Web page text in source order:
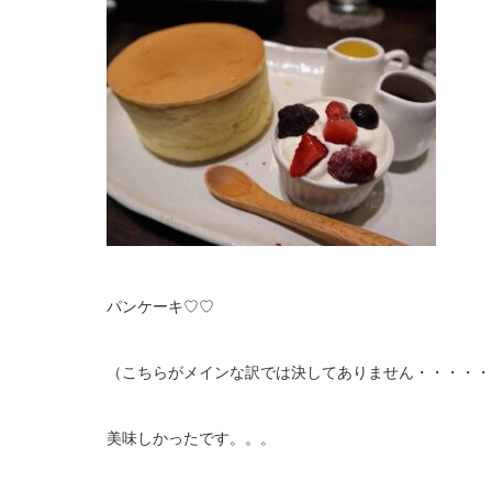
パンケーキ♡♡
（こちらがメインな訳では決してありません・・・・
美味しかったです。。。